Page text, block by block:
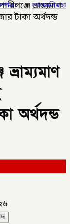
৫ উপজেলার
ভ্রাম্যমাণ
টাকা অর্থদন্ড
অর্থদন্ড